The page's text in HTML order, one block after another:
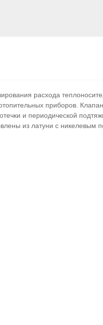
расхода
приборов.
и периодической
из латуни с никелевым